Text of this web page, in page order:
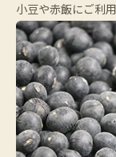
小豆や赤飯にご利